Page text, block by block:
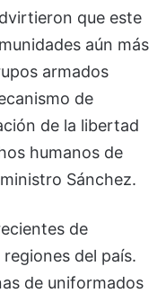
que este
aún más
armados
de
de la libertad
humanos de
Sánchez.
de
del país.
de uniformados